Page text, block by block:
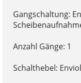
Gangschaltung:
Anzahl Gänge: 1
Schalthebel: